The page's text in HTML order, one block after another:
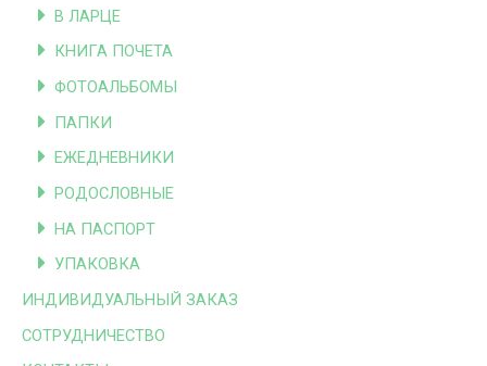
В ЛАРЦЕ
КНИГА ПОЧЕТА
ФОТОАЛЬБОМЫ
ПАПКИ
ЕЖЕДНЕВНИКИ
РОДОСЛОВНЫЕ
НА ПАСПОРТ
УПАКОВКА
ИНДИВИДУАЛЬНЫЙ ЗАКАЗ
СОТРУДНИЧЕСТВО